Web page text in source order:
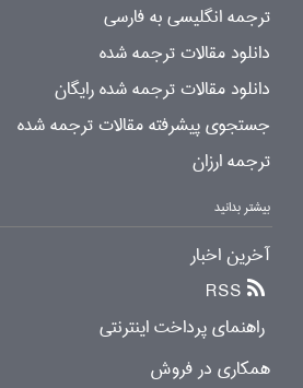
ترجمه انگلیسی به فارسی
دانلود مقالات ترجمه شده
دانلود مقالات ترجمه شده رایگان
جستجوی پیشرفته مقالات ترجمه شده
ترجمه ارزان
بیشتر بدانید
آخرین اخبار
RSS
راهنمای پرداخت اینترنتی
همکاری در فروش